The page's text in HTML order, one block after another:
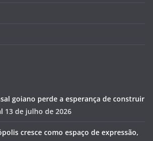
goiano perde a esperança de construir
13 de julho de 2026
cresce como espaço de expressão,